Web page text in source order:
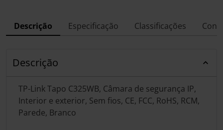
Descrição Especificação Classificações
Descrição
TP-Link Tapo C325WB, Câmara de segurança IP,
Interior e exterior, Sem fios, CE, FCC, RoHS, RCM,
Parede, Branco